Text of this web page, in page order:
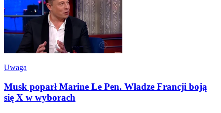
Uwaga
Musk poparł Marine Le Pen. Władze Francji boją
się X w wyborach